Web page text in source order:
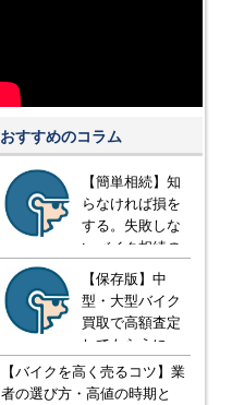
おすすめのコラム
【簡単相続】知
らなければ損を
する。失敗しな
いバイク相続の
方法とは？
【保存版】中
型・大型バイク
買取で高額査定
してもらうに
は！？知ってお
きたい３つの知
【バイクを高く売るコツ】業
者の選び方・高値の時期と